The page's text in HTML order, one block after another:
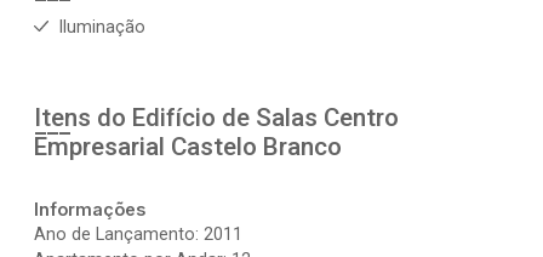
Iluminação
Itens do Edifício de Salas Centro
Empresarial Castelo Branco
Informações
Ano de Lançamento: 2011